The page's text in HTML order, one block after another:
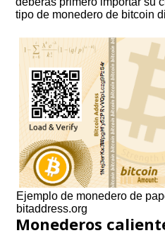
tipo de monedero de bitcoin
Ejemplo de monedero de
bitaddress.org
Monederos